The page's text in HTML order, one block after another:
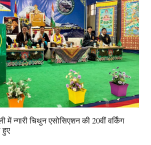
में न्गारी चिथुन एसोसिएशन की 20वीं वर्किंग
हुए